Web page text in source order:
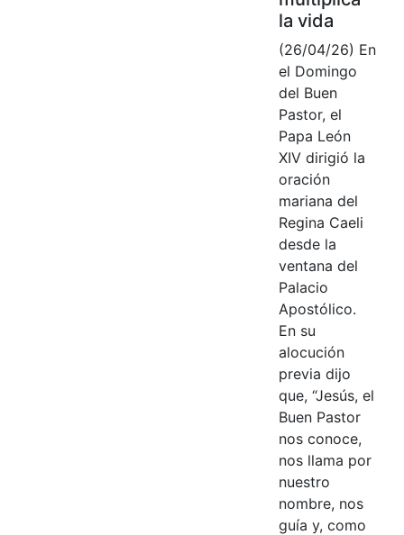
la vida
(26/04/26) En
el Domingo
del Buen
Pastor, el
Papa León
XIV dirigió la
oración
mariana del
Regina Caeli
desde la
ventana del
Palacio
Apostólico.
En su
alocución
previa dijo
que, “Jesús, el
Buen Pastor
nos conoce,
nos llama por
nuestro
nombre, nos
guía y, como